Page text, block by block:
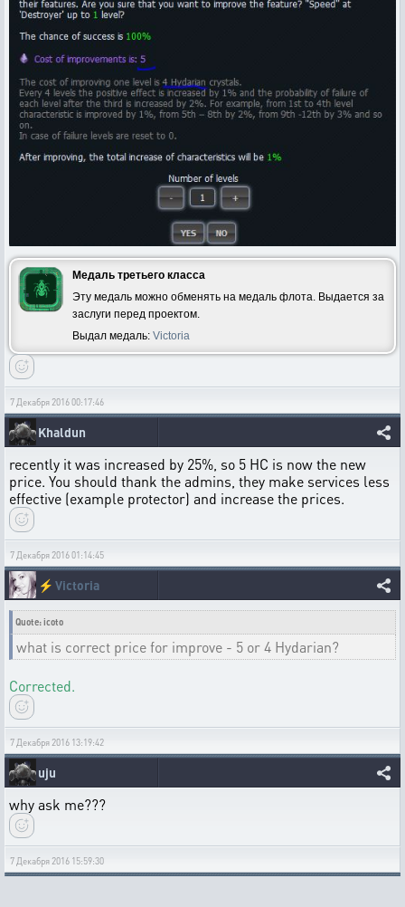
Медаль третьего класса
Эту медаль можно обменять на медаль флота. Выдается за
заслуги перед проектом.
Выдал медаль: Victoria
7 Декабря 2016 00:17:46
Khaldun
recently it was increased by 25%, so 5 HC is now the new
price. You should thank the admins, they make services less
effective (example protector) and increase the prices.
7 Декабря 2016 01:14:45
⚡ Victoria
Quote: icoto
what is correct price for improve - 5 or 4 Hydarian?
Corrected.
7 Декабря 2016 13:19:42
uju
why ask me???
7 Декабря 2016 15:59:30